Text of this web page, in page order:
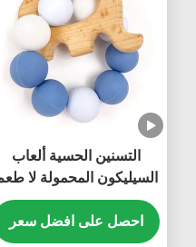
التسنين الحسية ألعاب
السيليكون المحمولة لا طعم
لها دائم
احصل على افضل سعر